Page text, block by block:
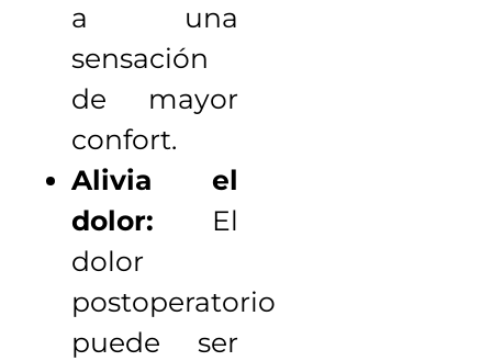
a una
sensación
de mayor
confort.
Alivia el
dolor: El
dolor
postoperatorio
puede ser